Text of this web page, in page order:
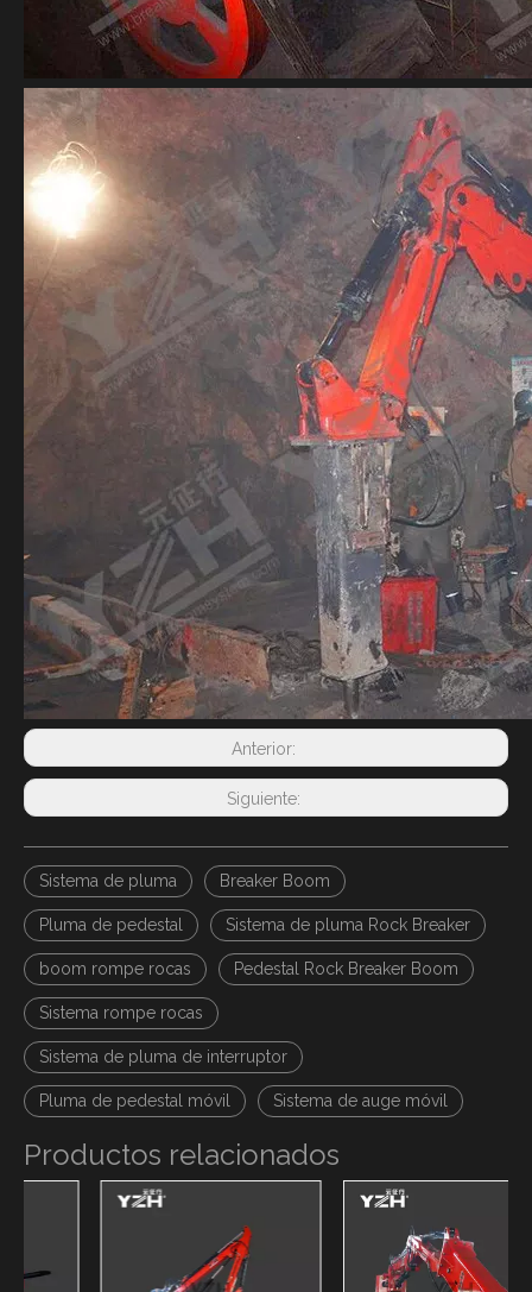
Anterior:
Siguiente:
Sistema de pluma Breaker Boom
Pluma de pedestal Sistema de pluma Rock Breaker
boom rompe rocas Pedestal Rock Breaker Boom
Sistema rompe rocas
Sistema de pluma de interruptor
Pluma de pedestal móvil Sistema de auge móvil
Productos relacionados